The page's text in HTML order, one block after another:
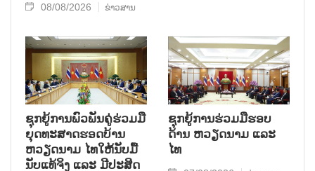
08/08/2026 ຂ່າວສານ
ຊຸກ​ຍູ້​ການ​ພົວ​ພັນ​ຄູ່​ຮ່ວມ​ມື​
ຍຸດ​ທະ​ສາດ​ຮອດ​ບ້ານ
ຫວຽດ​ນາມ ໄທ​ໃຫ້​ນັບ​ມື້​
ນັບ​ແທ້​ຈິງ ແລະ ມີ​ປະ​ສິດ​
ຊຸກຍູ້ການຮ່ວມມືຮອບ
ດ້ານ ຫວຽດນາມ ແລະ
ໄທ